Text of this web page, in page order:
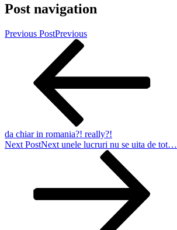
Post navigation
Previous PostPrevious
da chiar in romania?! really?!
Next PostNext unele lucruri nu se uita de tot…